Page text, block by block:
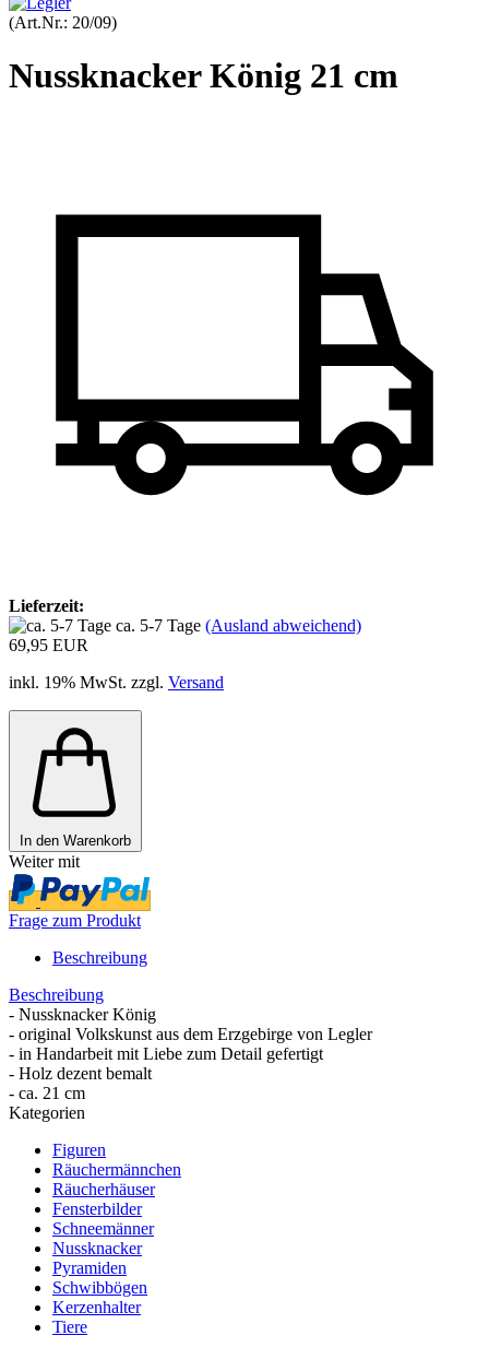
(Art.Nr.: 20/09)
Nussknacker König 21 cm
Lieferzeit:
ca. 5-7 Tage (Ausland abweichend)
69,95 EUR
inkl. 19% MwSt. zzgl. Versand
In den Warenkorb
Weiter mit
Frage zum Produkt
Beschreibung
Beschreibung
- Nussknacker König
- original Volkskunst aus dem Erzgebirge von Legler
- in Handarbeit mit Liebe zum Detail gefertigt
- Holz dezent bemalt
- ca. 21 cm
Kategorien
Figuren
Räuchermännchen
Räucherhäuser
Fensterbilder
Schneemänner
Nussknacker
Pyramiden
Schwibbögen
Kerzenhalter
Tiere